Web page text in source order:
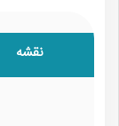
نقشه